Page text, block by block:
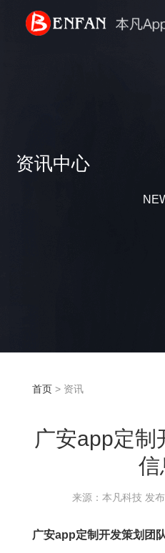
资讯中心
首页> 资讯
广安app定制
信
来源：本凡科技 发
广安app定制开发策划团